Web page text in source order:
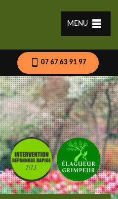
MENU
07 67 63 91 97